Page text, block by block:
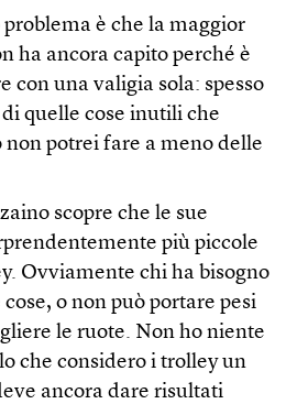
è che la maggior
ha ancora capito perché è
con una valigia sola: spesso
quelle cose inutili che
non potrei fare a meno delle
scopre che le sue
più piccole
Ovviamente chi ha bisogno
o non può portare pesi
le ruote. Non ho niente
che considero i trolley un
ancora dare risultati